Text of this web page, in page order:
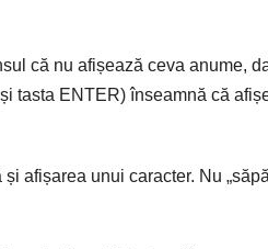
că nu afișează ceva anume,
tasta ENTER) înseamnă că
afișarea unui caracter. Nu